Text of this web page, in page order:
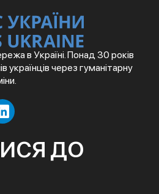
в Україні. Понад 30 років
українців через гуманітарну
ДО